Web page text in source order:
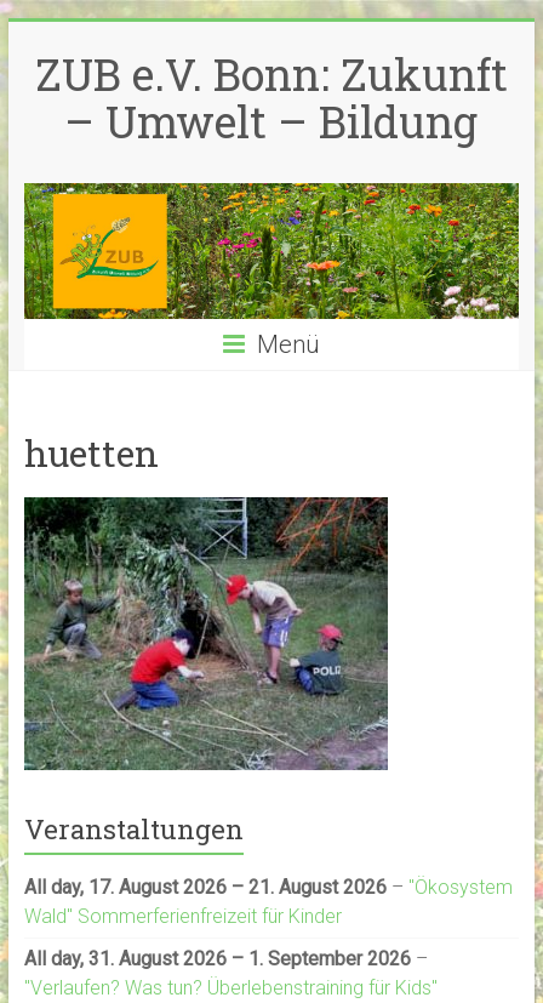
Inhalt
springen
ZUB e.V. Bonn: Zukunft
– Umwelt – Bildung
Menü
huetten
Veranstaltungen
All day, 17. August 2026 – 21. August 2026– "Ökosystem
Wald" Sommerferienfreizeit für Kinder
All day, 31. August 2026 – 1. September 2026–
"Verlaufen? Was tun? Überlebenstraining für Kids"